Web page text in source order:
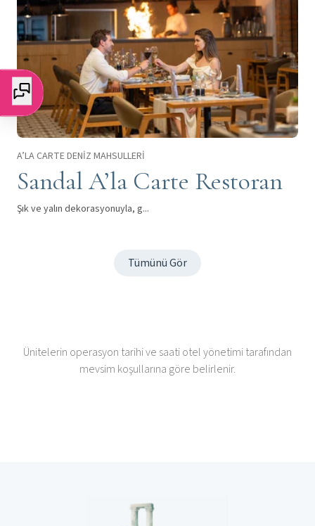
A’LA CARTE DENİZ MAHSULLERİ
Sandal A’la Carte Restoran
Şık ve yalın dekorasyonuyla, g...
Tümünü Gör
Ünitelerin operasyon tarihi ve saati otel yönetimi tarafından
mevsim koşullarına göre belirlenir.